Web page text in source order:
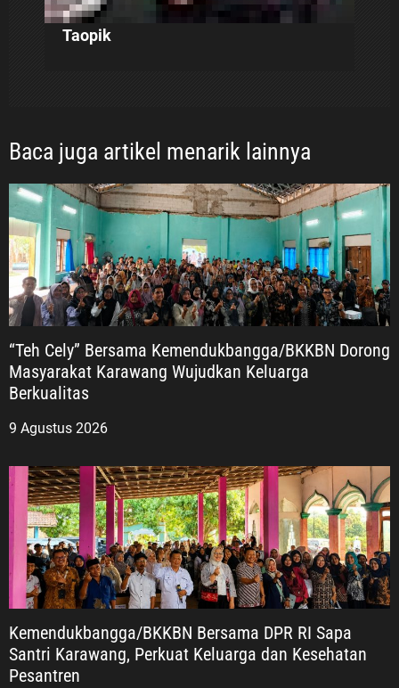
Taopik
Baca juga artikel menarik lainnya
“Teh Cely” Bersama Kemendukbangga/BKKBN Dorong
Masyarakat Karawang Wujudkan Keluarga
Berkualitas
9 Agustus 2026
Kemendukbangga/BKKBN Bersama DPR RI Sapa
Santri Karawang, Perkuat Keluarga dan Kesehatan
Pesantren